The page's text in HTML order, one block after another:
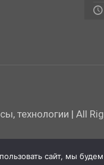
технологии | All
сайт, мы будем